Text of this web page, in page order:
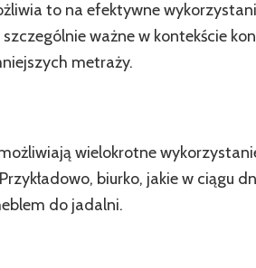
to na efektywne
ważne w kontekście
metraży.
wielokrotne
biurko, jakie w ciągu
do jadalni.